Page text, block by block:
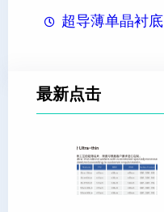
超导薄单晶衬底
最新点击